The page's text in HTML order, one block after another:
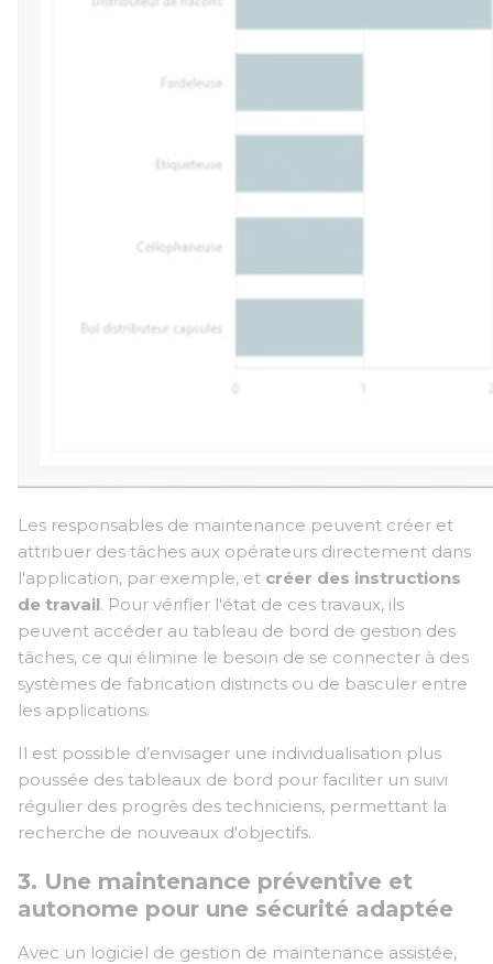
Les responsables de maintenance peuvent créer et
attribuer des tâches aux opérateurs directement dans
l'application, par exemple, et créer des instructions
de travail. Pour vérifier l'état de ces travaux, ils
peuvent accéder au tableau de bord de gestion des
tâches, ce qui élimine le besoin de se connecter à des
systèmes de fabrication distincts ou de basculer entre
les applications.
Il est possible d’envisager une individualisation plus
poussée des tableaux de bord pour faciliter un suivi
régulier des progrès des techniciens, permettant la
recherche de nouveaux d'objectifs.
3. Une maintenance préventive et
autonome pour une sécurité adaptée
Avec un logiciel de gestion de maintenance assistée,